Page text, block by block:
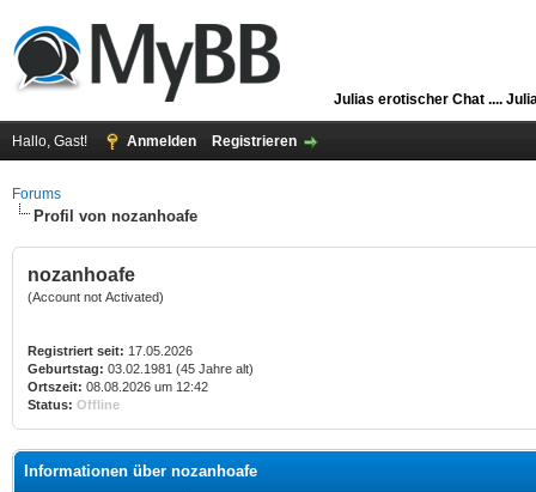
Julias erotischer Chat ....
Hallo, Gast! Anmelden Registrieren
Forums
Profil von nozanhoafe
nozanhoafe
(Account not Activated)
Registriert seit: 17.05.2026
Geburtstag: 03.02.1981 (45 Jahre alt)
Ortszeit: 08.08.2026 um 12:42
Status: Offline
Informationen über nozanhoafe